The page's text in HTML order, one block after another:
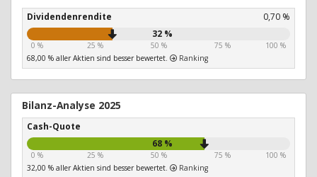
Dividendenrendite
0,70 %
32 %
0 % 25 % 50 % 75 %
100 %
68,00 % aller Aktien sind besser bewertet.
Ranking
Bilanz-Analyse 2025
Cash-Quote
68 %
0 % 25 % 50 % 75 %
100 %
32,00 % aller Aktien sind besser bewertet.
Ranking